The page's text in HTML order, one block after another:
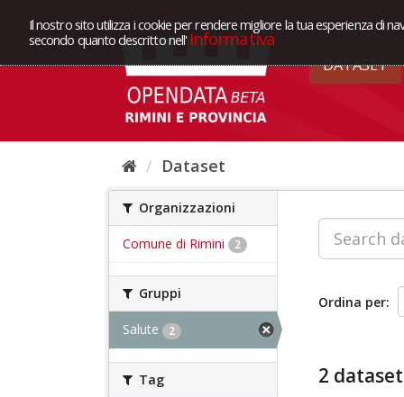
Il nostro sito utilizza i cookie per rendere migliore la tua esperienza di
secondo quanto descritto nell' Informativa
DATASET
Dataset
Organizzazioni
Comune di Rimini 2
Gruppi
Salute 2
Tag
Ordina per
2